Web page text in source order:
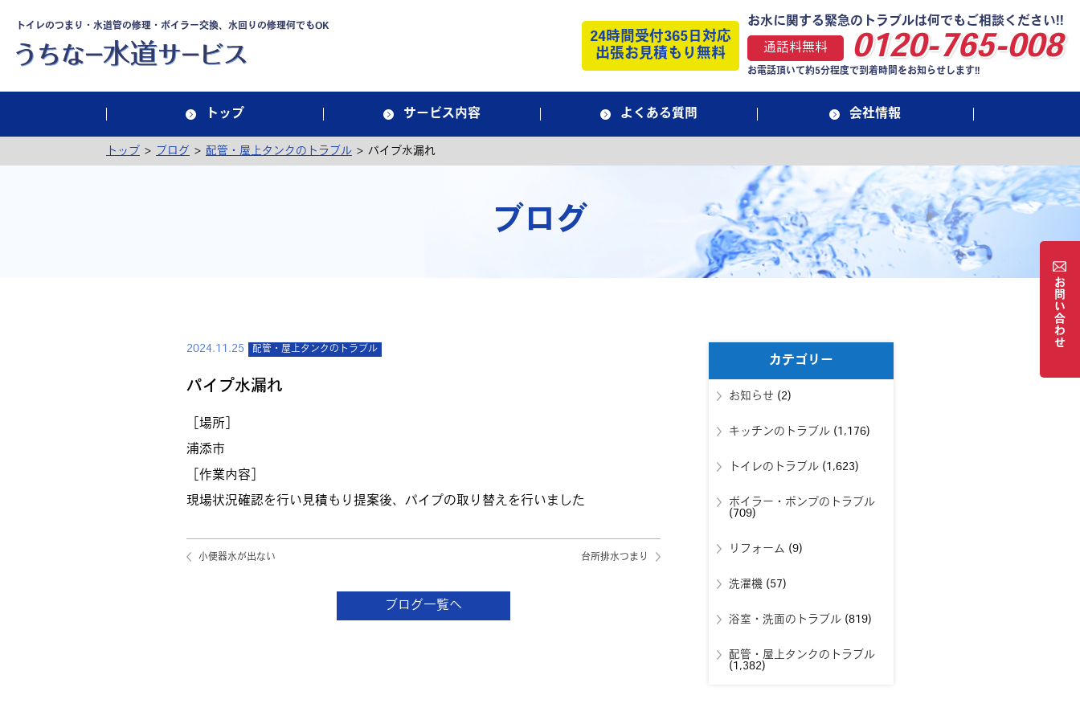
トイレのつまり・水道管の修理・ボイラー交換、水回りの修理何でもOK
24時間受付365日対応
出張お見積もり無料
お水に関する緊急のトラブルは何でもご相談ください!!
通話料無料 0120-765-008
お電話頂いて約5分程度で到着時間をお知らせします!!
トップ サービス内容 よくある質問 会社情報
トップ > ブログ > 配管・屋上タンクのトラブル > パイプ水漏れ
ブログ
2024.11.25 配管・屋上タンクのトラブル
パイプ水漏れ
［場所］
浦添市
［作業内容］
現場状況確認を行い見積もり提案後、パイプの取り替えを行いました
小便器水が出ない 台所排水つまり
ブログ一覧へ
カテゴリー
お知らせ (2)
キッチンのトラブル(1,176)
トイレのトラブル(1,623)
ボイラー・ポンプのトラブル
(709)
リフォーム (9)
洗濯機(57)
浴室・洗面のトラブル(819)
配管・屋上タンクのトラブル
(1,382)
お
問
い
合
わ
せ